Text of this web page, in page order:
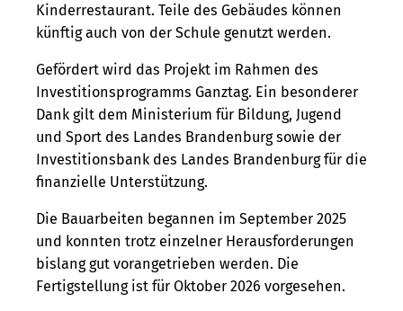
Kinderrestaurant. Teile des Gebäudes können
künftig auch von der Schule genutzt werden.
Gefördert wird das Projekt im Rahmen des
Investitionsprogramms Ganztag. Ein besonderer
Dank gilt dem Ministerium für Bildung, Jugend
und Sport des Landes Brandenburg sowie der
Investitionsbank des Landes Brandenburg für die
finanzielle Unterstützung.
Die Bauarbeiten begannen im September 2025
und konnten trotz einzelner Herausforderungen
bislang gut vorangetrieben werden. Die
Fertigstellung ist für Oktober 2026 vorgesehen.